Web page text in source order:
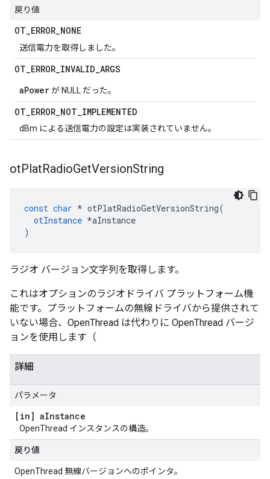
戻り値
OT_ERROR_NONE
送信電力を取得しました。
OT_ERROR_INVALID_ARGS
aPowerが NULL だった。
OT_ERROR_NOT_IMPLEMENTED
dBm による送信電力の設定は実装されていません。
otPlatRadioGetVersionString
const char * otPlatRadioGetVersionString(
otInstance *aInstance
)
ラジオ バージョン文字列を取得します。
これはオプションのラジオドライバ プラットフォーム機
能です。プラットフォームの無線ドライバから提供されて
いない場合、OpenThread は代わりに OpenThread バージ
ョンを使用します（
詳細
パラメータ
[in] aInstance
OpenThread インスタンスの構造。
戻り値
OpenThread 無線バージョンへのポインタ。